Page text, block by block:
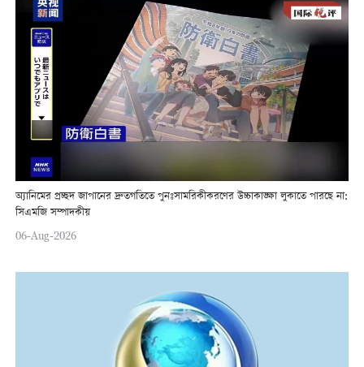
অ্যানিমের প্রচ্ছদ জাপানের দ্রুতগতিতে পুনঃসামরিকীকরণের উচ্চাকাঙ্ক্ষা লুকাতে পারছে না:
সিএমজি সম্পাদকীয়
06-Aug-2026